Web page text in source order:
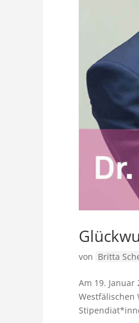
von Britta
Am 19.
Westfälischen